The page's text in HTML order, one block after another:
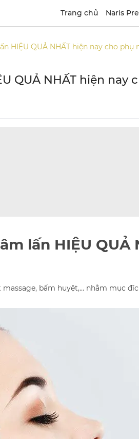
Trang chủ Naris
HIỆU QUẢ NHẤT hiện nay cho phụ
QUẢ NHẤT hiện nay
lấn HIỆU QUẢ
bấm huyệt,... nhằm mục